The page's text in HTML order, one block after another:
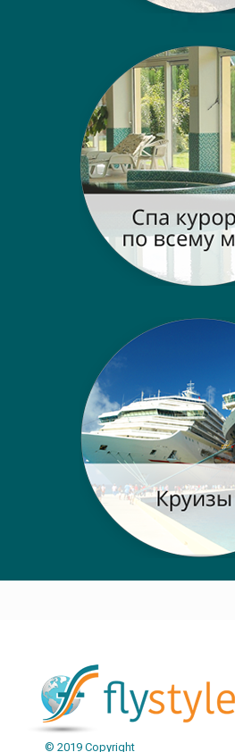
© 2019 Copyright